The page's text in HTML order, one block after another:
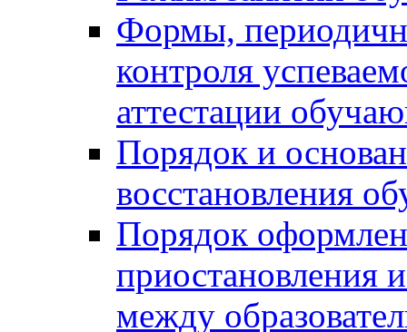
Формы,
контроля
аттестации
Порядок и
восстановления
Порядок
приостановления
между